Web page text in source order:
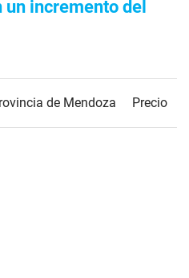
incremento del
de Mendoza Precio